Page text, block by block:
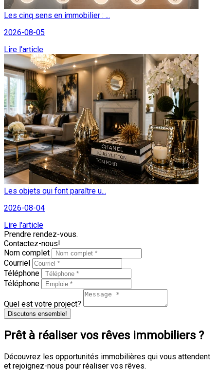
Les cinq sens en immobilier : ...
2026-08-05
Lire l'article
Les objets qui font paraître u...
2026-08-04
Lire l'article
Prendre rendez-vous.
Contactez-nous!
Nom complet
Courriel
Téléphone
Téléphone
Quel est votre project?
Discutons ensemble!
Prêt à réaliser vos rêves immobiliers ?
Découvrez les opportunités immobilières qui vous attendent
et rejoignez-nous pour réaliser vos rêves.